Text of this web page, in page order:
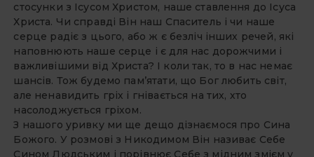
стосунки з Ісусом Христом, наше ставлення до Ісуса
Христа. Чи справді Він наш Спаситель і чи наше
серце радіє з цього, або ж є безліч інших речей, які
наповнюють наше серце і є для нас дорожчими і
важливішими від Христа? І коли так, то в нас немає
шансів. Тож будемо пам’ятати, що Бог любить світ,
але ненавидить гріх і гнівається на тих, хто
насолоджується гріхом.
З нашого уривку ми ще дещо дізнаємося про Сина
Божого. У розмові з Никодимом Він називає Себе
Сином Людським і порівнює Себе з мідним змієм у